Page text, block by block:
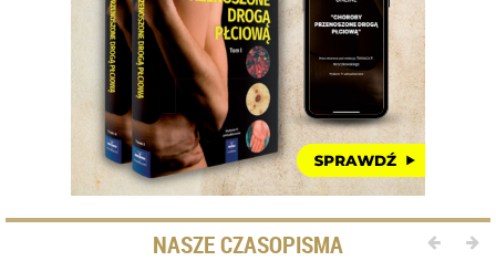
NASZE CZASOPISMA